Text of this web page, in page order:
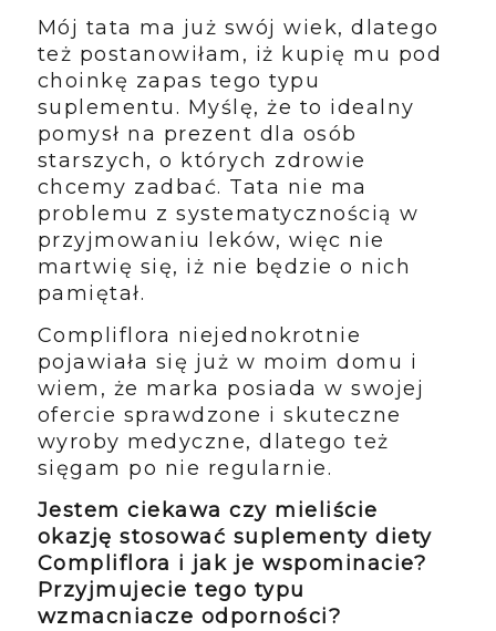
Mój tata ma już swój wiek, dlatego
też postanowiłam, iż kupię mu pod
choinkę zapas tego typu
suplementu. Myślę, że to idealny
pomysł na prezent dla osób
starszych, o których zdrowie
chcemy zadbać. Tata nie ma
problemu z systematycznością w
przyjmowaniu leków, więc nie
martwię się, iż nie będzie o nich
pamiętał.
Compliflora niejednokrotnie
pojawiała się już w moim domu i
wiem, że marka posiada w swojej
ofercie sprawdzone i skuteczne
wyroby medyczne, dlatego też
sięgam po nie regularnie.
Jestem ciekawa czy mieliście
okazję stosować suplementy diety
Compliflora i jak je wspominacie?
Przyjmujecie tego typu
wzmacniacze odporności?